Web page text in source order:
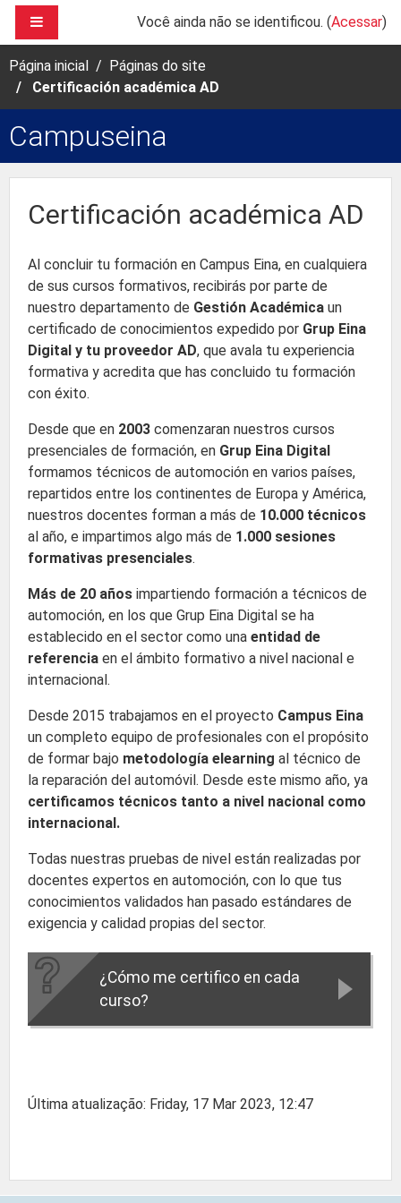
Ir para o conteúdo principal
PAINEL LATERALVocê ainda não se identificou. (Acessar)
Página inicial
Páginas do site
Certificación académica AD
Campuseina
Certificación académica AD
Al concluir tu formación en Campus Eina, en cualquiera
de sus cursos formativos, recibirás por parte de
nuestro departamento de Gestión Académica un
certificado de conocimientos expedido por Grup Eina
Digital y tu proveedor AD, que avala tu experiencia
formativa y acredita que has concluido tu formación
con éxito.
Desde que en 2003 comenzaran nuestros cursos
presenciales de formación, en Grup Eina Digital
formamos técnicos de automoción en varios países,
repartidos entre los continentes de Europa y América,
nuestros docentes forman a más de 10.000 técnicos
al año, e impartimos algo más de 1.000 sesiones
formativas presenciales.
Más de 20 años impartiendo formación a técnicos de
automoción, en los que Grup Eina Digital se ha
establecido en el sector como una entidad de
referencia en el ámbito formativo a nivel nacional e
internacional.
Desde 2015 trabajamos en el proyecto Campus Eina
un completo equipo de profesionales con el propósito
de formar bajo metodología elearning al técnico de
la reparación del automóvil. Desde este mismo año, ya
certificamos técnicos tanto a nivel nacional como
internacional.
Todas nuestras pruebas de nivel están realizadas por
docentes expertos en automoción, con lo que tus
conocimientos validados han pasado estándares de
exigencia y calidad propias del sector.
¿Cómo me certifico en cada
curso?
Última atualização: Friday, 17 Mar 2023, 12:47